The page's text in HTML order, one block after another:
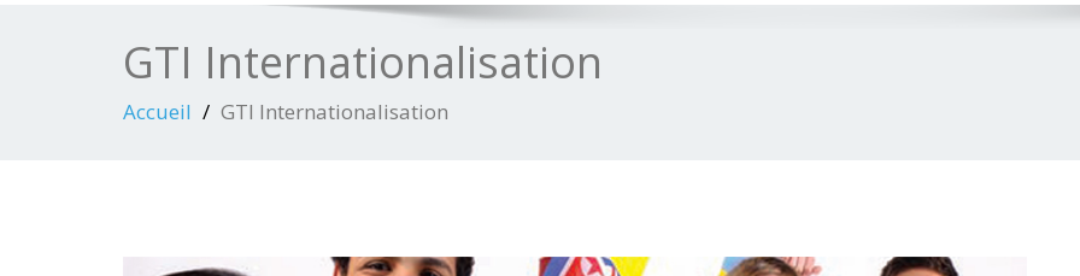
GTI Internationalisation
Accueil GTI Internationalisation